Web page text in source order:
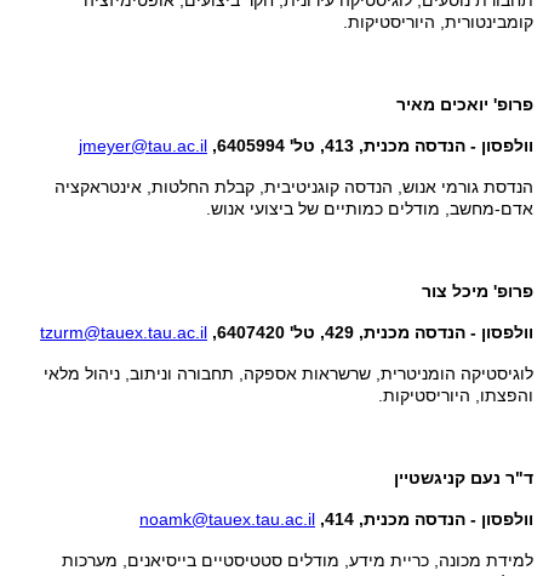
קומבינטורית, היוריסטיקות.
פרופ' יואכים מאיר
וולפסון - הנדסה מכנית, 413, טל' 6405994, jmeyer@tau.ac.il
הנדסת גורמי אנוש, הנדסה קוגניטיבית, קבלת החלטות, אינטראקציה
אדם-מחשב, מודלים כמותיים של ביצועי אנוש.
פרופ' מיכל צור
וולפסון - הנדסה מכנית, 429, טל' 6407420, tzurm@tauex.tau.ac.il
לוגיסטיקה הומניטרית, שרשראות אספקה, תחבורה וניתוב, ניהול מלאי
והפצתו, היוריסטיקות.
ד"ר נעם קניגשטיין
וולפסון - הנדסה מכנית, 414, noamk@tauex.tau.ac.il
למידת מכונה, כריית מידע, מודלים סטטיסטיים בייסיאנים, מערכות